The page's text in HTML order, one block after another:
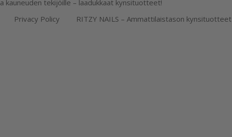
kauneuden tekijöille – laadukkaat kynsituotteet!
Privacy Policy RITZY NAILS – Ammattilaistason kynsituotteet